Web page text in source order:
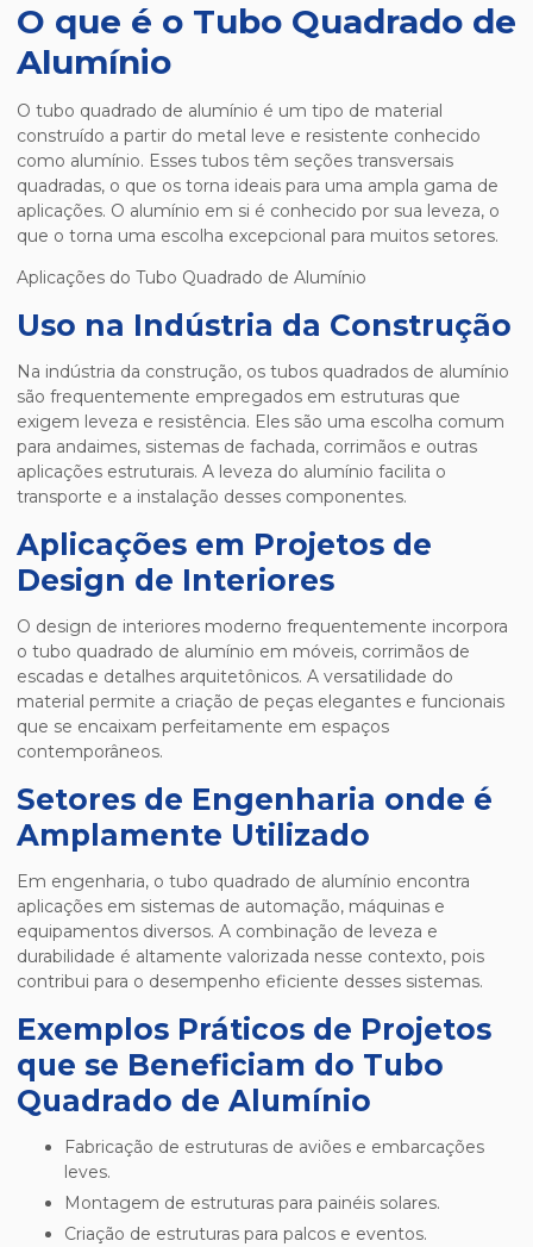
O que é o Tubo Quadrado de
Alumínio
O tubo quadrado de alumínio é um tipo de material
construído a partir do metal leve e resistente conhecido
como alumínio. Esses tubos têm seções transversais
quadradas, o que os torna ideais para uma ampla gama de
aplicações. O alumínio em si é conhecido por sua leveza, o
que o torna uma escolha excepcional para muitos setores.
Aplicações do Tubo Quadrado de Alumínio
Uso na Indústria da Construção
Na indústria da construção, os tubos quadrados de alumínio
são frequentemente empregados em estruturas que
exigem leveza e resistência. Eles são uma escolha comum
para andaimes, sistemas de fachada, corrimãos e outras
aplicações estruturais. A leveza do alumínio facilita o
transporte e a instalação desses componentes.
Aplicações em Projetos de
Design de Interiores
O design de interiores moderno frequentemente incorpora
o tubo quadrado de alumínio em móveis, corrimãos de
escadas e detalhes arquitetônicos. A versatilidade do
material permite a criação de peças elegantes e funcionais
que se encaixam perfeitamente em espaços
contemporâneos.
Setores de Engenharia onde é
Amplamente Utilizado
Em engenharia, o tubo quadrado de alumínio encontra
aplicações em sistemas de automação, máquinas e
equipamentos diversos. A combinação de leveza e
durabilidade é altamente valorizada nesse contexto, pois
contribui para o desempenho eficiente desses sistemas.
Exemplos Práticos de Projetos
que se Beneficiam do Tubo
Quadrado de Alumínio
Fabricação de estruturas de aviões e embarcações
leves.
Montagem de estruturas para painéis solares.
Criação de estruturas para palcos e eventos.